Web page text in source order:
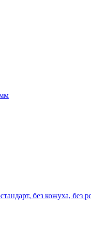
без кожуха, без